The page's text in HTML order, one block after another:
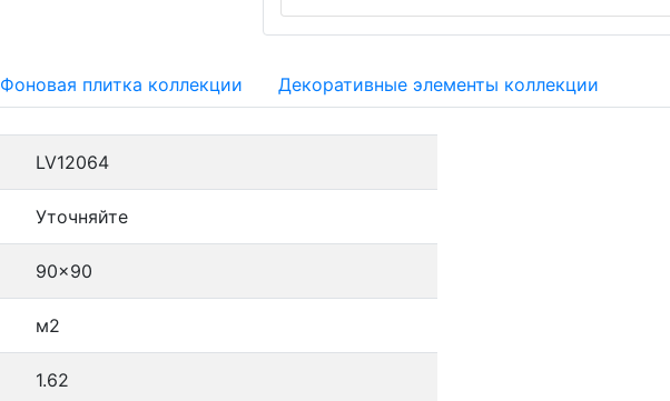
Фоновая плитка коллекции Декоративные элементы коллекции
LV12064
Уточняйте
90x90
м2
1.62